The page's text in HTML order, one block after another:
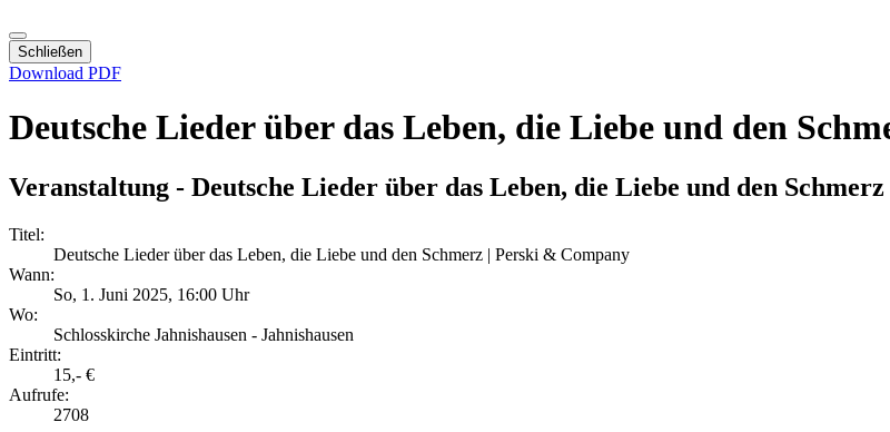
Schließen
Download PDF
Deutsche Lieder über das Leben, die Liebe und den
Veranstaltung - Deutsche Lieder über das Leben, die Liebe und den
Titel:
Deutsche Lieder über das Leben, die Liebe und den Schmerz | Perski & Company
Wann:
So, 1. Juni 2025, 16:00 Uhr
Wo:
Schlosskirche Jahnishausen - Jahnishausen
Eintritt:
15,- €
Aufrufe:
2708